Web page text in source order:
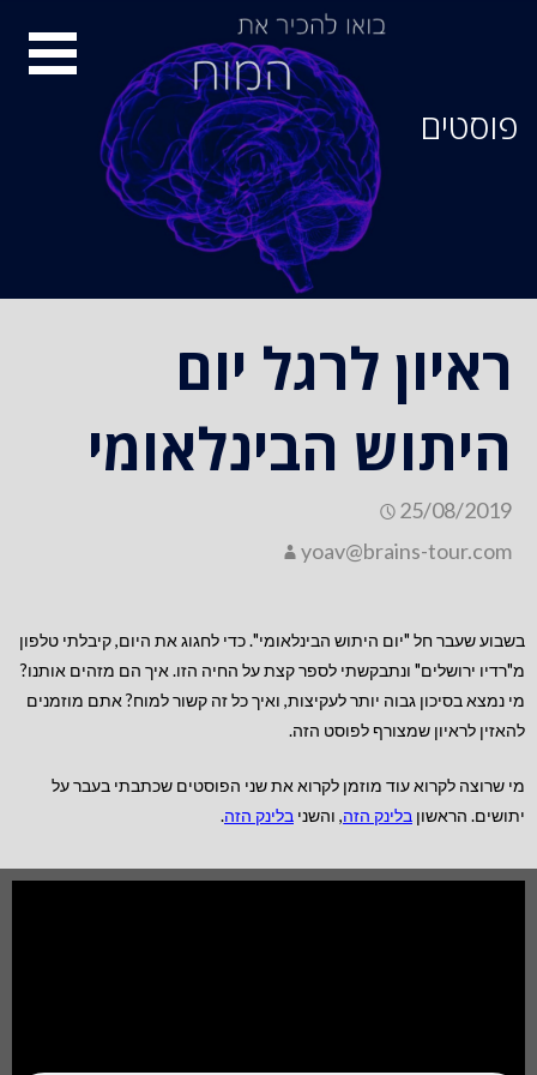
פוסטים
ראיון לרגל יום
היתוש הבינלאומי
25/08/2019
yoav@brains-tour.com
בשבוע שעבר חל "יום היתוש הבינלאומי". כדי לחגוג את היום, קיבלתי טלפון
מ"רדיו ירושלים" ונתבקשתי לספר קצת על החיה הזו. איך הם מזהים אותנו?
מי נמצא בסיכון גבוה יותר לעקיצות, ואיך כל זה קשור למוח? אתם מוזמנים
להאזין לראיון שמצורף לפוסט הזה.
מי שרוצה לקרוא עוד מוזמן לקרוא את שני הפוסטים שכתבתי בעבר על
יתושים. הראשוןבלינק הזה, והשניבלינק הזה.